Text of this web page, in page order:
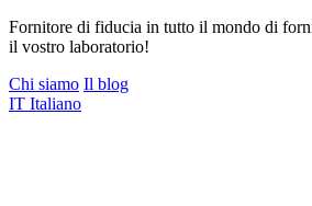
Fornitore di fiducia in tutto il mondo di
il vostro laboratorio!
Chi siamo Il blog
IT Italiano